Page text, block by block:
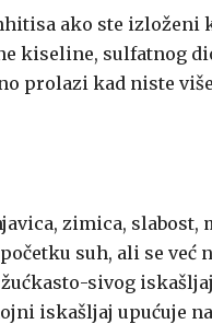
ako ste izloženi
kiseline, sulfatnog
prolazi kad niste
zimica, slabost,
suh, ali se
sivog
iskašljaj upućuje